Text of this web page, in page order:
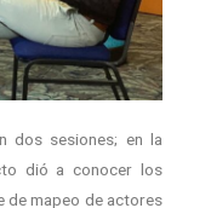
dos sesiones; en la
dió a conocer los
de mapeo de actores